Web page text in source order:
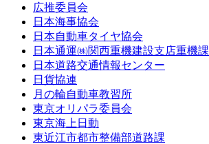
広推委員会
日本海事協会
日本自動車タイヤ協会
日本通運㈱関西重機建設支店重機課
日本道路交通情報センター
日貨協連
月の輪自動車教習所
東京オリパラ委員会
東京海上日動
東近江市都市整備部道路課